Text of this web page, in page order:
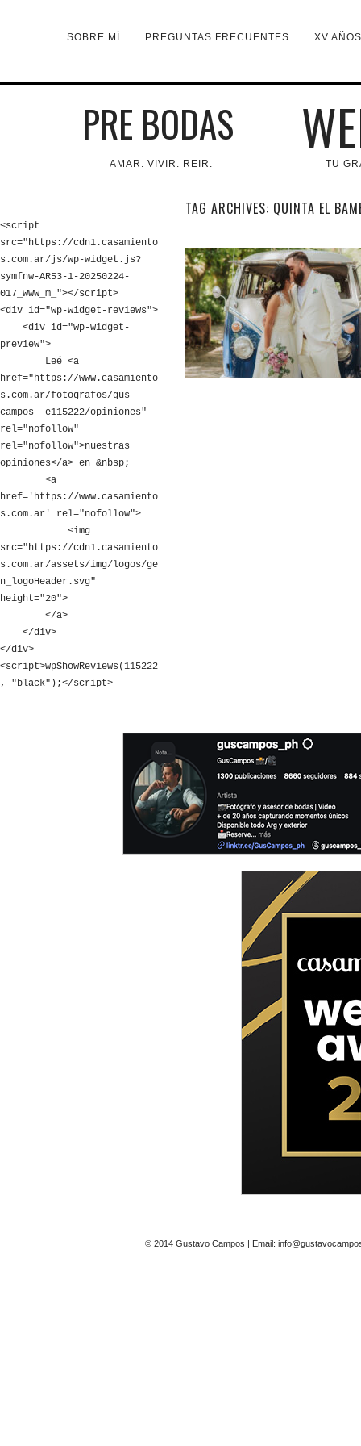
SOBRE MÍ PREGUNTAS FRECUENTES XV
PRE BODAS
AMAR. VIVIR. REIR. TU
<script
src="https://cdn1.casamiento
s.com.ar/js/wp-widget.js?
symfnw-AR53-1-20250224-
017_www_m_"></script>
<div id="wp-widget-reviews">
preview">
href="https://www.casamiento
s.com.ar/fotografos/gus-
campos--e115222/opiniones"
rel="nofollow"
rel="nofollow">nuestras
opiniones</a> en &nbsp;
href='https://www.casamiento
s.com.ar' rel="nofollow">
src="https://cdn1.casamiento
s.com.ar/assets/img/logos/ge
n_logoHeader.svg"
height="20">
</div>
<script>wpShowReviews(115222
TAG ARCHIVES: QUINTA EL
© 2014 Gustavo Campos | Email: